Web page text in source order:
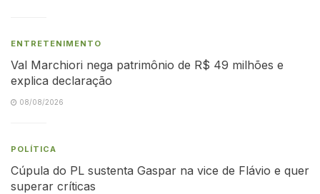
ENTRETENIMENTO
Val Marchiori nega patrimônio de R$ 49 milhões e
explica declaração
08/08/2026
POLÍTICA
Cúpula do PL sustenta Gaspar na vice de Flávio e quer
superar críticas